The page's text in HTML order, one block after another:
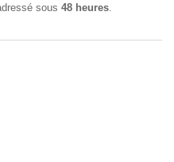
sous 48 heures.